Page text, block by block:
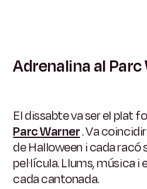
Adrenalina al Parc
El dissabte va ser el plat
Parc Warner. Va
de Halloween i cada racó
pel·lícula. Llums, música
cada cantonada.